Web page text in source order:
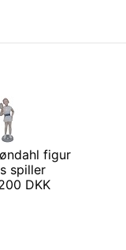
figur
spiller
DKK